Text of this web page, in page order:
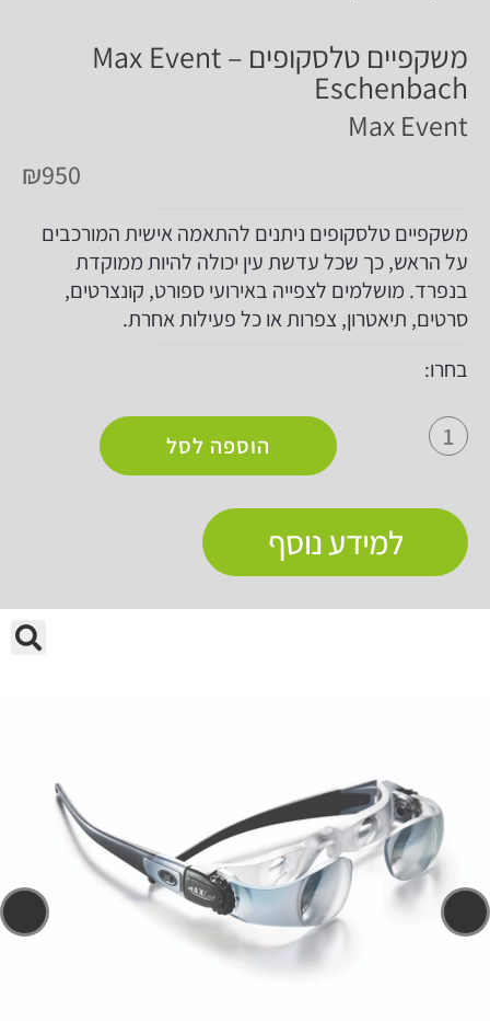
משקפיים טלסקופים Max Event –
Eschenbach
Max Event
₪950
משקפיים טלסקופים ניתנים להתאמה אישית המורכבים
על הראש, כך שכל עדשת עין יכולה להיות ממוקדת
בנפרד. מושלמים לצפייה באירועי ספורט, קונצרטים,
סרטים, תיאטרון, צפרות או כל פעילות אחרת.
בחרו:
הוספה לסל
למידע נוסף